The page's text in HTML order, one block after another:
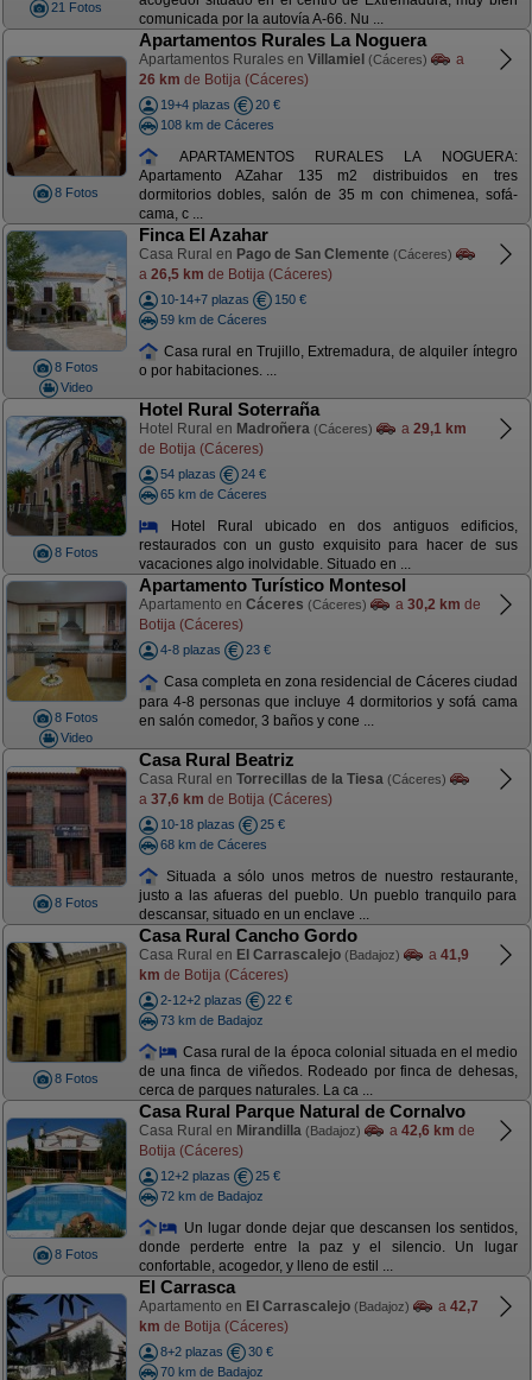
21 Fotos
comunicada por la autovía A-66. Nu ...
8 Fotos
Apartamentos Rurales La Noguera
Apartamentos Rurales en Villamiel (Cáceres)
a
26 km de Botija (Cáceres)
19+4 plazas
20 €
108 km de Cáceres
APARTAMENTOS RURALES LA NOGUERA:
Apartamento AZahar 135 m2 distribuidos en tres
dormitorios dobles, salón de 35 m con chimenea, sofá-
cama, c ...
8 Fotos
Video
Finca El Azahar
Casa Rural en Pago de San Clemente (Cáceres)
a 26,5 km de Botija (Cáceres)
10-14+7 plazas
150 €
59 km de Cáceres
Casa rural en Trujillo, Extremadura, de alquiler íntegro
o por habitaciones. ...
8 Fotos
Hotel Rural Soterraña
Hotel Rural en Madroñera (Cáceres) a 29,1 km
de Botija (Cáceres)
54 plazas
24 €
65 km de Cáceres
Hotel Rural ubicado en dos antiguos edificios,
restaurados con un gusto exquisito para hacer de sus
vacaciones algo inolvidable. Situado en ...
8 Fotos
Video
Apartamento Turístico Montesol
Apartamento en Cáceres (Cáceres) a 30,2 km de
Botija (Cáceres)
4-8 plazas 23 €
Casa completa en zona residencial de Cáceres ciudad
para 4-8 personas que incluye 4 dormitorios y sofá cama
en salón comedor, 3 baños y cone ...
8 Fotos
Casa Rural Beatriz
Casa Rural en Torrecillas de la Tiesa (Cáceres)
a 37,6 km de Botija (Cáceres)
10-18 plazas
25 €
68 km de Cáceres
Situada a sólo unos metros de nuestro restaurante,
justo a las afueras del pueblo. Un pueblo tranquilo para
descansar, situado en un enclave ...
8 Fotos
Casa Rural Cancho Gordo
Casa Rural en El Carrascalejo (Badajoz) a 41,9
km de Botija (Cáceres)
2-12+2 plazas
22 €
73 km de Badajoz
Casa rural de la época colonial situada en el medio
de una finca de viñedos. Rodeado por finca de dehesas,
cerca de parques naturales. La ca ...
8 Fotos
Casa Rural Parque Natural de Cornalvo
Casa Rural en Mirandilla (Badajoz) a 42,6 km de
Botija (Cáceres)
12+2 plazas
25 €
72 km de Badajoz
Un lugar donde dejar que descansen los sentidos,
donde perderte entre la paz y el silencio. Un lugar
confortable, acogedor, y lleno de estil ...
El Carrasca
Apartamento en El Carrascalejo (Badajoz) a 42,7
km de Botija (Cáceres)
8+2 plazas
30 €
70 km de Badajoz